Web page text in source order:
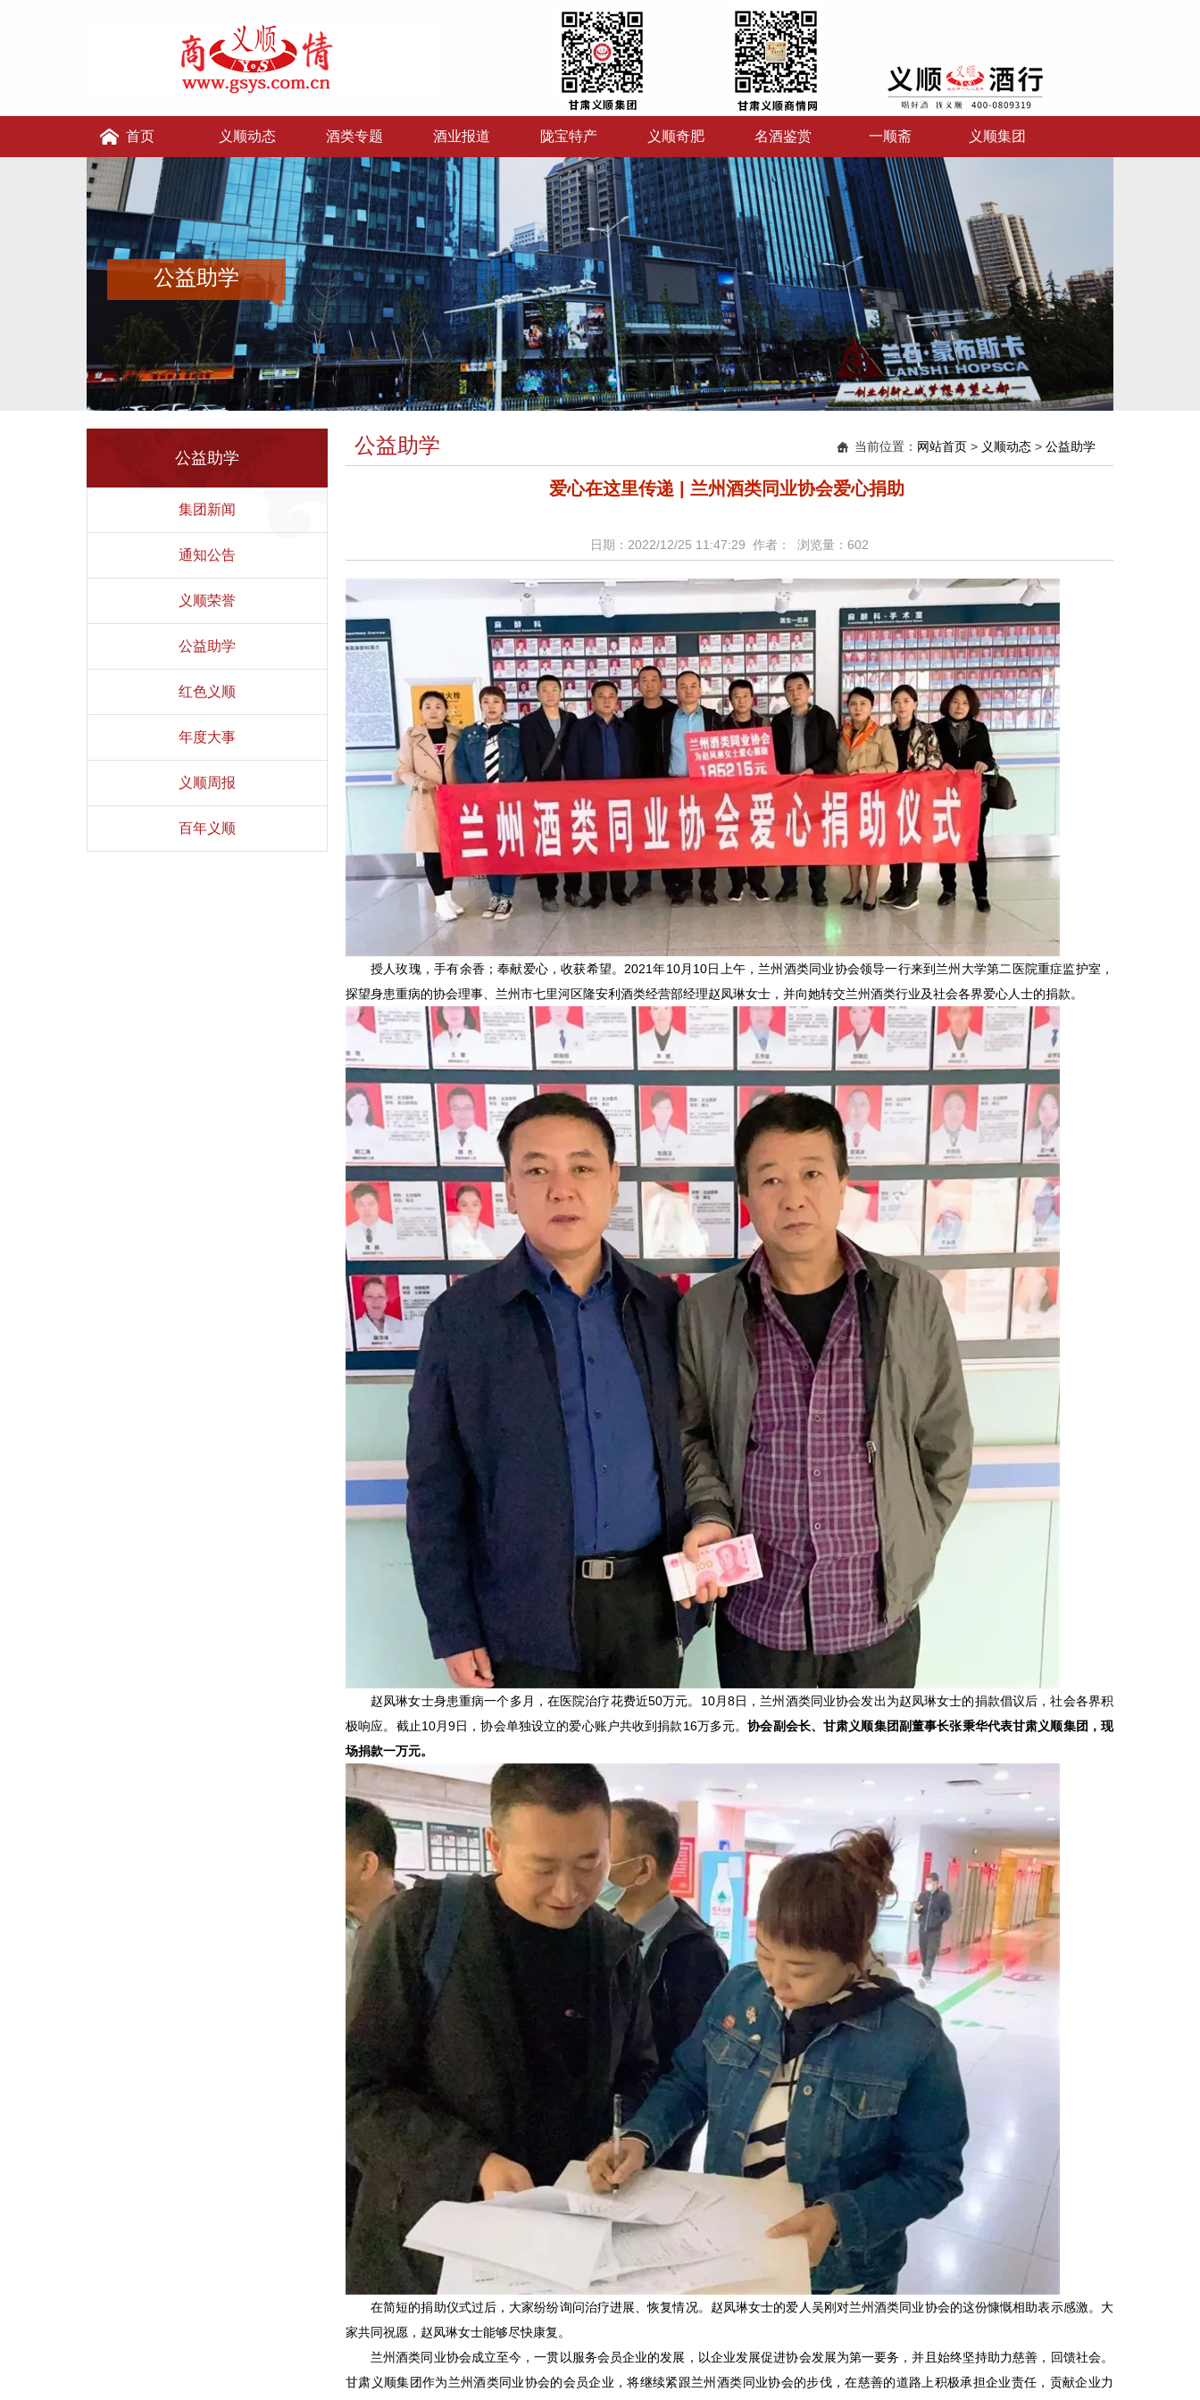
首页 义顺动态 酒类专题 酒业报道 陇宝特产 义顺奇肥 名酒鉴赏 一顺斋 义顺集团
义顺讲堂 义顺老张的店 义顺酒便利
公益助学
公益助学
集团新闻
通知公告
义顺荣誉
公益助学
红色义顺
年度大事
义顺周报
百年义顺
公益助学 当前位置： 网站首页 > 义顺动态 > 公益助学
爱心在这里传递 | 兰州酒类同业协会爱心捐助 ​
日期：2022/12/25 11:47:29 作者： 浏览量： 602
授人玫瑰，手有余香；奉献爱心，收获希望。2021年10月10日上午，兰州酒类同业协会领导一行来到兰州大学第二医院重症监护室，
探望身患重病的协会理事、兰州市七里河区隆安利酒类经营部经理赵凤琳女士，并向她转交兰州酒类行业及社会各界爱心人士的捐款。
赵凤琳女士身患重病一个多月，在医院治疗花费近50万元。10月8日，兰州酒类同业协会发出为赵凤琳女士的捐款倡议后，社会各界积
极响应。截止10月9日，协会单独设立的爱心账户共收到捐款16万多元。协会副会长、甘肃义顺集团副董事长张秉华代表甘肃义顺集团，现
场捐款一万元。
在简短的捐助仪式过后，大家纷纷询问治疗进展、恢复情况。赵凤琳女士的爱人吴刚对兰州酒类同业协会的这份慷慨相助表示感激。大
家共同祝愿，赵凤琳女士能够尽快康复。
兰州酒类同业协会成立至今，一贯以服务会员企业的发展，以企业发展促进协会发展为第一要务，并且始终坚持助力慈善，回馈社会。
甘肃义顺集团作为兰州酒类同业协会的会员企业，将继续紧跟兰州酒类同业协会的步伐，在慈善的道路上积极承担企业责任，贡献企业力